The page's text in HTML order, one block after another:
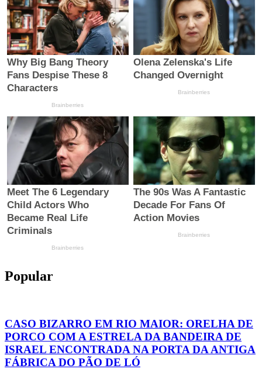
Popular
CASO BIZARRO EM RIO MAIOR: ORELHA DE
PORCO COM A ESTRELA DA BANDEIRA DE
ISRAEL ENCONTRADA NA PORTA DA ANTIGA
FÁBRICA DO PÃO DE LÓ